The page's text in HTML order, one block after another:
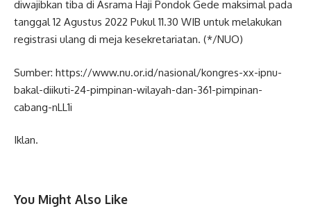
diwajibkan tiba di Asrama Haji Pondok Gede maksimal pada
tanggal 12 Agustus 2022 Pukul 11.30 WIB untuk melakukan
registrasi ulang di meja kesekretariatan. (*/NUO)
Sumber: https://www.nu.or.id/nasional/kongres-xx-ipnu-
bakal-diikuti-24-pimpinan-wilayah-dan-361-pimpinan-
cabang-nLL1i
Iklan.
You Might Also Like